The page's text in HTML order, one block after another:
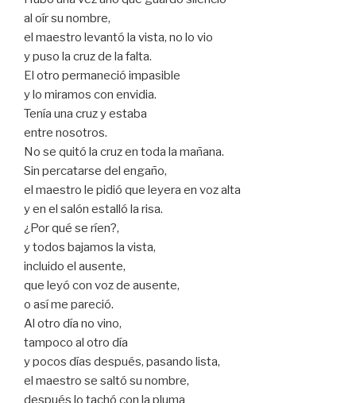
al oír su nombre,
el maestro levantó la vista, no lo vio
y puso la cruz de la falta.
El otro permaneció impasible
y lo miramos con envidia.
Tenía una cruz y estaba
entre nosotros.
No se quitó la cruz en toda la mañana.
Sin percatarse del engaño,
el maestro le pidió que leyera en voz alta
y en el salón estalló la risa.
¿Por qué se ríen?,
y todos bajamos la vista,
incluido el ausente,
que leyó con voz de ausente,
o así me pareció.
Al otro día no vino,
tampoco al otro día
y pocos días después, pasando lista,
el maestro se saltó su nombre,
después lo tachó con la pluma